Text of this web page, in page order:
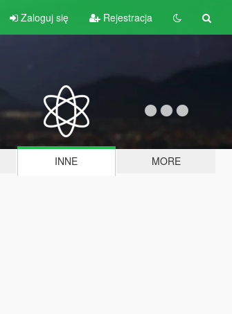
Zaloguj się Rejestracja
INNE MORE